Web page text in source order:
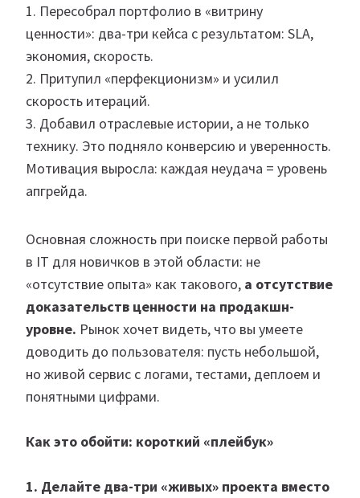
1. Пересобрал портфолио в «витрину
ценности»: два-три кейса с результатом: SLA,
экономия, скорость.
2. Притупил «перфекционизм» и усилил
скорость итераций.
3. Добавил отраслевые истории, а не только
технику. Это подняло конверсию и уверенность.
Мотивация выросла: каждая неудача = уровень
апгрейда.
Основная сложность при поиске первой работы
в IT для новичков в этой области: не
«отсутствие опыта» как такового, а отсутствие
доказательств ценности на продакшн-
уровне. Рынок хочет видеть, что вы умеете
доводить до пользователя: пусть небольшой,
но живой сервис с логами, тестами, деплоем и
понятными цифрами.
Как это обойти: короткий «плейбук»
1. Делайте два-три «живых» проекта вместо